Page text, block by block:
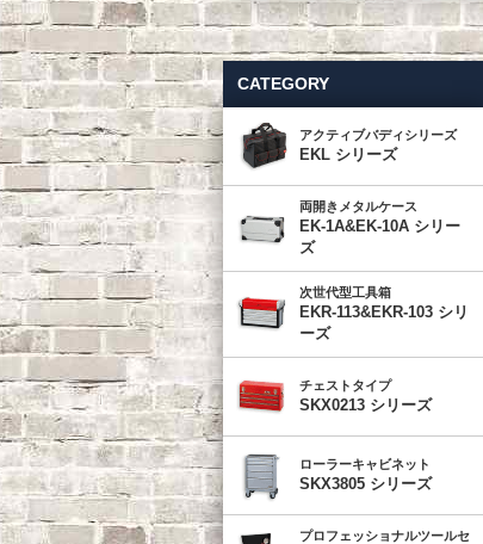
CATEGORY
アクティブバディシリーズ
EKL シリーズ
両開きメタルケース
EK-1A&EK-10A シリー
ズ
次世代型工具箱
EKR-113&EKR-103 シリ
ーズ
チェストタイプ
SKX0213 シリーズ
ローラーキャビネット
SKX3805 シリーズ
プロフェッショナルツールセ